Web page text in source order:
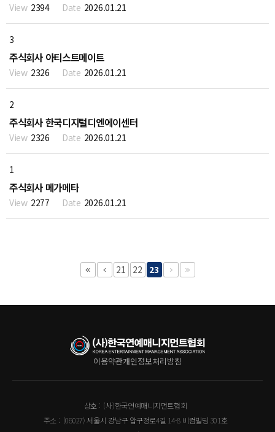
2394 2026.01.21
3
주식회사 아티스트메이트
2326 2026.01.21
2
주식회사 한국디지털디엔에이센터
2326 2026.01.21
1
주식회사 메가메타
2277 2026.01.21
21 22 23
이용약관개인정보처리방침
상호 : (사)한국연예매니지먼트협회
주소 : (06027) 서울시 강남구 압구정로4길 14-8 비컴빌딩 301호